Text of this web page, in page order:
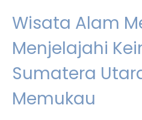
Wisata Alam
Menjelajahi
Sumatera
Memukau